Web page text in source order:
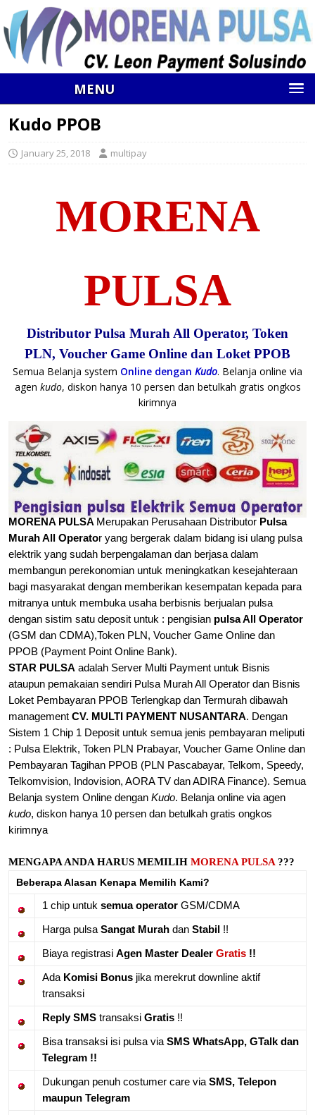
MENU
Kudo PPOB
January 25, 2018 multipay
MORENA
PULSA
Distributor Pulsa Murah All Operator, Token
PLN, Voucher Game Online dan Loket PPOB
Semua Belanja system Online dengan Kudo. Belanja online via
agen kudo, diskon hanya 10 persen dan betulkah gratis ongkos
kirimnya
MORENA PULSA Merupakan Perusahaan Distributor Pulsa
Murah All Operator yang bergerak dalam bidang isi ulang pulsa
elektrik yang sudah berpengalaman dan berjasa dalam
membangun perekonomian untuk meningkatkan kesejahteraan
bagi masyarakat dengan memberikan kesempatan kepada para
mitranya untuk membuka usaha berbisnis berjualan pulsa
dengan sistim satu deposit untuk : pengisian pulsa All Operator
(GSM dan CDMA),Token PLN, Voucher Game Online dan
PPOB (Payment Point Online Bank).
STAR PULSA adalah Server Multi Payment untuk Bisnis
ataupun pemakaian sendiri Pulsa Murah All Operator dan Bisnis
Loket Pembayaran PPOB Terlengkap dan Termurah dibawah
management CV. MULTI PAYMENT NUSANTARA. Dengan
Sistem 1 Chip 1 Deposit untuk semua jenis pembayaran meliputi
: Pulsa Elektrik, Token PLN Prabayar, Voucher Game Online dan
Pembayaran Tagihan PPOB (PLN Pascabayar, Telkom, Speedy,
Telkomvision, Indovision, AORA TV dan ADIRA Finance). Semua
Belanja system Online dengan Kudo. Belanja online via agen
kudo, diskon hanya 10 persen dan betulkah gratis ongkos
kirimnya
MENGAPA ANDA HARUS MEMILIH MORENA PULSA ???
Beberapa Alasan Kenapa Memilih Kami?
1 chip untuk semua operator GSM/CDMA
Harga pulsa Sangat Murah dan Stabil !!
Biaya registrasi Agen Master Dealer Gratis !!
Ada Komisi Bonus jika merekrut downline aktif
transaksi
Reply SMS transaksi Gratis !!
Bisa transaksi isi pulsa via SMS WhatsApp, GTalk dan
Telegram !!
Dukungan penuh costumer care via SMS, Telepon
maupun Telegram